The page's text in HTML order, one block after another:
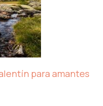
para amantes